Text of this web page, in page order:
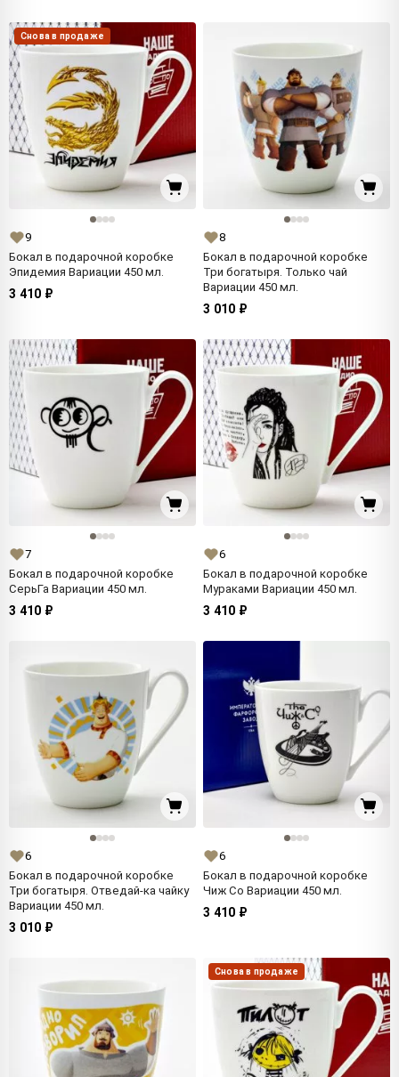
Снова в продаже
9
Бокал в подарочной коробке
Эпидемия Вариации 450 мл.
3 410 ₽
8
Бокал в подарочной коробке
Три богатыря. Только чай
Вариации 450 мл.
3 010 ₽
7
Бокал в подарочной коробке
СерьГа Вариации 450 мл.
3 410 ₽
6
Бокал в подарочной коробке
Мураками Вариации 450 мл.
3 410 ₽
6
Бокал в подарочной коробке
Три богатыря. Отведай-ка чайку
Вариации 450 мл.
3 010 ₽
6
Бокал в подарочной коробке
Чиж Co Вариации 450 мл.
3 410 ₽
Снова в продаже